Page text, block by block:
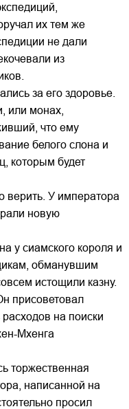
их тем же
не дали
из
за его здоровье.
или монах,
что ему
белого слона и
которым будет
верить. У императора
новую
у сиамского короля и
обманувшим
истощили казну.
присоветовал
на поиски
Мхенга
торжественная
написанной на
просил